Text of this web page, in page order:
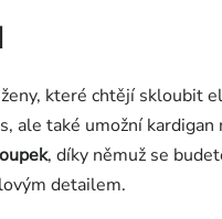
které chtějí skloubit
ale také umožní
, díky němuž se
detailem.